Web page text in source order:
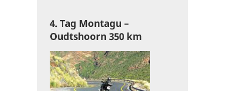
4. Tag Montagu –
Oudtshoorn 350 km